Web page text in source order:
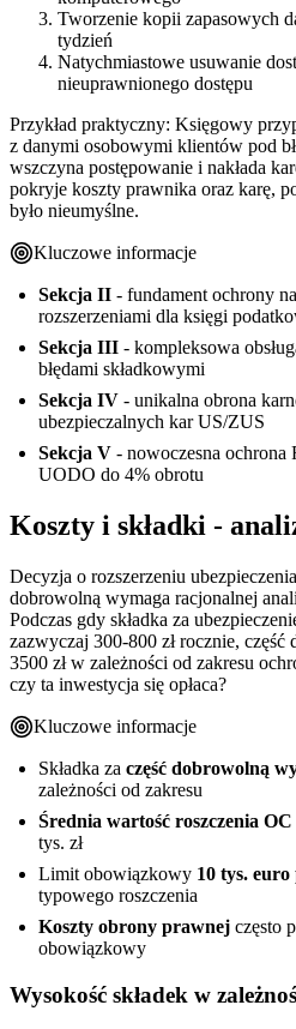
Tworzenie kopii zapasowych
tydzień
Natychmiastowe usuwanie
nieuprawnionego dostępu
Przykład praktyczny: Księgowy
z danymi osobowymi klientów pod
wszczyna postępowanie i nakłada
pokryje koszty prawnika oraz karę,
było nieumyślne.
Kluczowe informacje
Sekcja II - fundament ochrony
rozszerzeniami dla księgi
Sekcja III - kompleksowa
błędami składkowymi
Sekcja IV - unikalna obrona
ubezpieczalnych kar US/ZUS
Sekcja V - nowoczesna
UODO do 4% obrotu
Koszty i składki -
Decyzja o rozszerzeniu
dobrowolną wymaga racjonalnej
Podczas gdy składka za
zazwyczaj 300-800 zł rocznie,
3500 zł w zależności od zakresu
czy ta inwestycja się opłaca?
Kluczowe informacje
Składka za część dobrowolną
zależności od zakresu
Średnia wartość roszczenia
tys. zł
Limit obowiązkowy 10 tys.
typowego roszczenia
Koszty obrony prawnej często
obowiązkowy
Wysokość składek w